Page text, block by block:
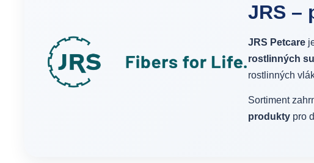
JRS –
JRS Petcare
rostlinných
rostlinných
Sortiment
produkty pro